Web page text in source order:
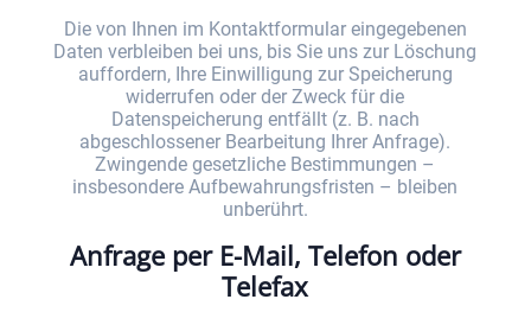
Die von Ihnen im Kontaktformular eingegebenen
Daten verbleiben bei uns, bis Sie uns zur Löschung
auffordern, Ihre Einwilligung zur Speicherung
widerrufen oder der Zweck für die
Datenspeicherung entfällt (z. B. nach
abgeschlossener Bearbeitung Ihrer Anfrage).
Zwingende gesetzliche Bestimmungen –
insbesondere Aufbewahrungsfristen – bleiben
unberührt.
Anfrage per E-Mail, Telefon oder
Telefax